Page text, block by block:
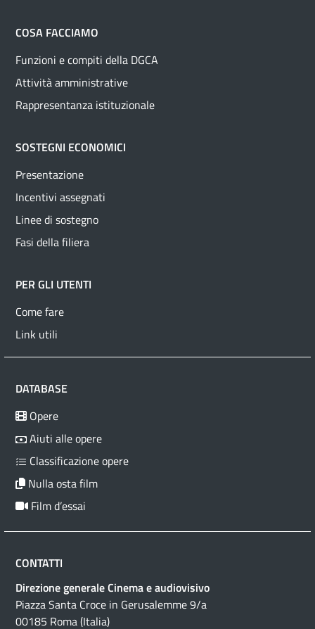
COSA FACCIAMO
Funzioni e compiti della DGCA
Attività amministrative
Rappresentanza istituzionale
SOSTEGNI ECONOMICI
Presentazione
Incentivi assegnati
Linee di sostegno
Fasi della filiera
PER GLI UTENTI
Come fare
Link utili
DATABASE
Opere
Aiuti alle opere
Classificazione opere
Nulla osta film
Film d’essai
CONTATTI
Direzione generale Cinema e audiovisivo
Piazza Santa Croce in Gerusalemme 9/a
00185 Roma (Italia)